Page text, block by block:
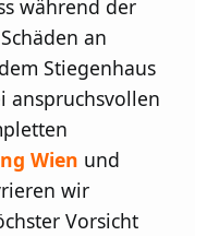
während der
an
Stiegenhaus
anspruchsvollen
Wien und
wir
Vorsicht